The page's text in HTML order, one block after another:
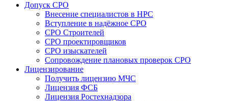
Допуск СРО
Внесение специалистов в НРС
Вступление в надёжное СРО
СРО Строителей
СРО проектировщиков
СРО изыскателей
Сопровождение плановых проверок СРО
Лицензирование
Получить лицензию МЧС
Лицензия ФСБ
Лицензия Ростехнадзора